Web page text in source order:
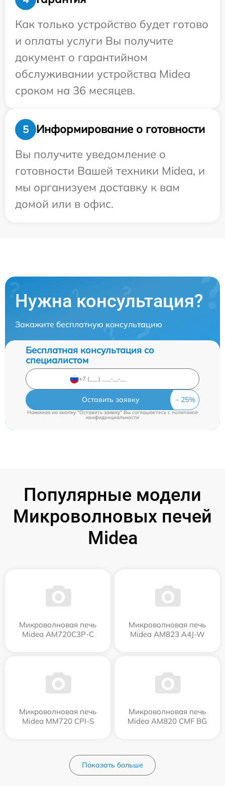
Как только устройство будет готово
и оплаты услуги Вы получите
документ о гарантийном
обслуживании устройства Midea
сроком на 36 месяцев.
5
Информирование о готовности
Вы получите уведомление о
готовности Вашей техники Midea, и
мы организуем доставку к вам
домой или в офис.
Нужна консультация?
Закажите бесплатную консультацию
Бесплатная консультация со
специалистом
Оставить заявку
Нажимая на кнопку "Оставить заявку" Вы соглашаетесь cполитикой
конфиденциальности
Популярные модели
Микроволновых печей
Midea
Микроволновая печь
Midea AM720C3P-C
Микроволновая печь
Midea AM823 A4J-W
Микроволновая печь
Midea MM720 CPI-S
Микроволновая печь
Midea AM820 CMF BG
Показать больше